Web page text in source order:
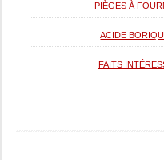
PIÈGES À
ACIDE
FAITS